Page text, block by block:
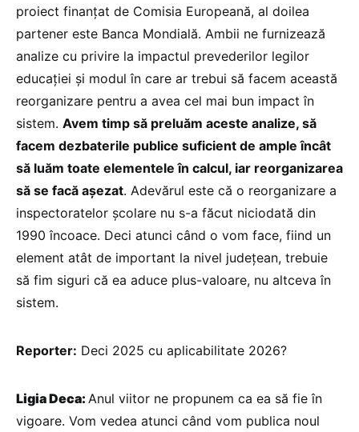
proiect finanțat de Comisia Europeană, al doilea
partener este Banca Mondială. Ambii ne furnizează
analize cu privire la impactul prevederilor legilor
educației și modul în care ar trebui să facem această
reorganizare pentru a avea cel mai bun impact în
sistem. Avem timp să preluăm aceste analize, să
facem dezbaterile publice suficient de ample încât
să luăm toate elementele în calcul, iar reorganizarea
să se facă așezat. Adevărul este că o reorganizare a
inspectoratelor școlare nu s-a făcut niciodată din
1990 încoace. Deci atunci când o vom face, fiind un
element atât de important la nivel județean, trebuie
să fim siguri că ea aduce plus-valoare, nu altceva în
sistem.
Reporter: Deci 2025 cu aplicabilitate 2026?
Ligia Deca: Anul viitor ne propunem ca ea să fie în
vigoare. Vom vedea atunci când vom publica noul